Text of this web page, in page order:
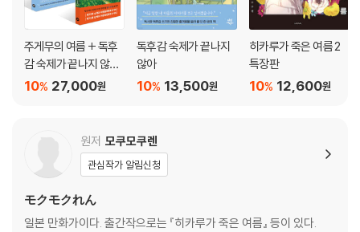
주게무의 여름 + 독후
감 숙제가 끝나지 않아
세트 27,000원
10%
독후감 숙제가 끝나지
않아
13,500원
10%
히카루가 죽은 여름 2
특장판
12,600원
10%
원저 모쿠모쿠렌
관심작가 알림신청
モクモクれん
일본 만화가이다. 출간작으로는 『히카루가 죽은 여름』 등이 있다.